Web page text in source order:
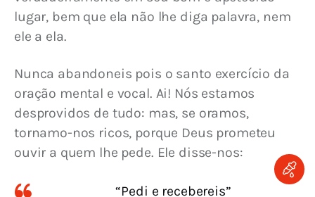
lugar, bem que ela não lhe diga palavra, nem
ele a ela.
Nunca abandoneis pois o santo exercício da
oração mental e vocal. Ai! Nós estamos
desprovidos de tudo: mas, se oramos,
tornamo-nos ricos, porque Deus prometeu
ouvir a quem lhe pede. Ele disse-nos:
“Pedi e recebereis”